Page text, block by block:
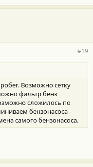
#19
Возможно сетку
фильтр бенз
сложилось по
бензонасоса -
самого бензонасоса.